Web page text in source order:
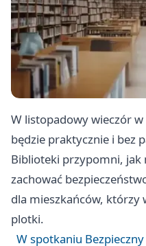
W listopadowy wieczór
będzie praktycznie i bez
Biblioteki przypomni, jak
zachować
dla mieszkańców, którzy
plotki.
W spotkaniu